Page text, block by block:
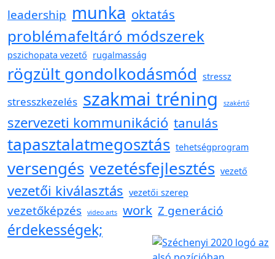
leadership munka oktatás
problémafeltáró módszerek
pszichopata vezető rugalmasság
rögzült gondolkodásmód stressz
stresszkezelés szakmai tréning szakértő
szervezeti kommunikáció tanulás
tapasztalatmegosztás tehetségprogram
versengés vezetésfejlesztés vezető
vezetői kiválasztás vezetői szerep
vezetőképzés video arts work Z generáció
érdekességek;